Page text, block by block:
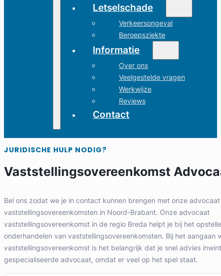
Letselschade
Verkeersongeval
Beroepsziekte
Informatie
Over ons
Veelgestelde vragen
Werkwijze
Reviews
Contact
JURIDISCHE HULP NODIG?
Vaststellingsovereenkomst
Bel ons zodat we je in contact kunnen brengen met onze
vaststellingsovereenkomsten in Noord-Brabant. Onze advocaat
vaststellingsovereenkomst in de regio Breda helpt je bij het
onderhandelen van vaststellingsovereenkomsten. Bij het aangaan
vaststellingsovereenkomst is het belangrijk dat je snel advies
gespecialiseerde advocaat, omdat er veel op het spel staat.